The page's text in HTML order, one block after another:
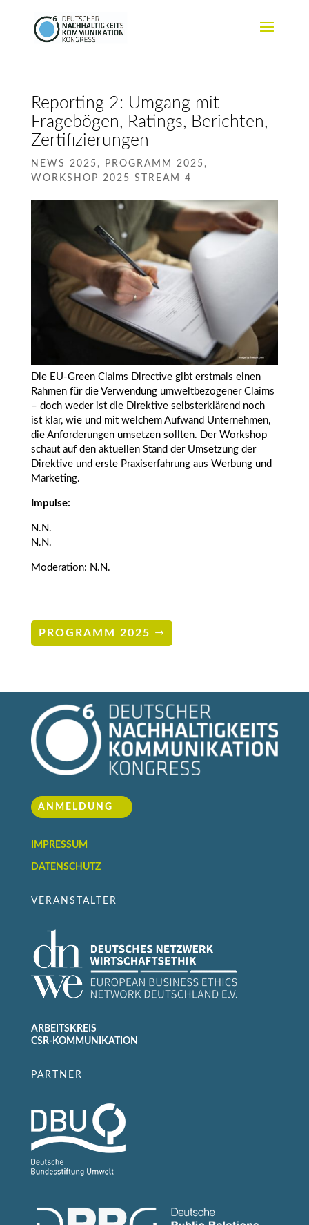
Reporting 2: Umgang mit
Fragebögen, Ratings, Berichten,
Zertifizierungen
NEWS 2025 , PROGRAMM 2025 ,
WORKSHOP 2025 STREAM 4
Die EU-Green Claims Directive gibt erstmals einen
Rahmen für die Verwendung umweltbezogener Claims
– doch weder ist die Direktive selbsterklärend noch
ist klar, wie und mit welchem Aufwand Unternehmen,
die Anforderungen umsetzen sollten. Der Workshop
schaut auf den aktuellen Stand der Umsetzung der
Direktive und erste Praxiserfahrung aus Werbung und
Marketing.
Impulse:
N.N.
N.N.
Moderation: N.N.
PROGRAMM 2025
ANMELDUNG
IMPRESSUM
DATENSCHUTZ
VERANSTALTER
ARBEITSKREIS
CSR-KOMMUNIKATION
PARTNER